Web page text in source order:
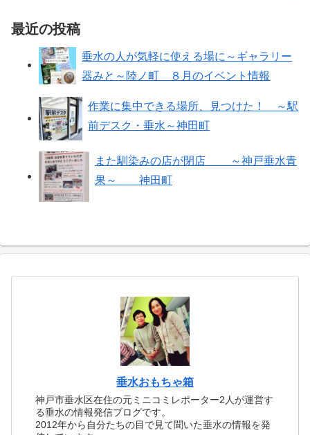
最近の投稿
垂水の人が気軽に使える場に～ギャラリー
器みと～陸ノ町 ８月のイベント情報
作業に集中できる場所、見つけた！ ～駅
前デスク・垂水～神田町
また馴染みの店が閉店 ～神戸垂水青
果～ 神田町
垂水おもちゃ箱
神戸市垂水区在住の元ミニコミレポーター2人が運営す
る垂水の情報発信ブログです。
2012年から自分たちの目で見て聞いた垂水の情報を発